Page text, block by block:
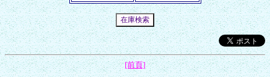
[前頁]